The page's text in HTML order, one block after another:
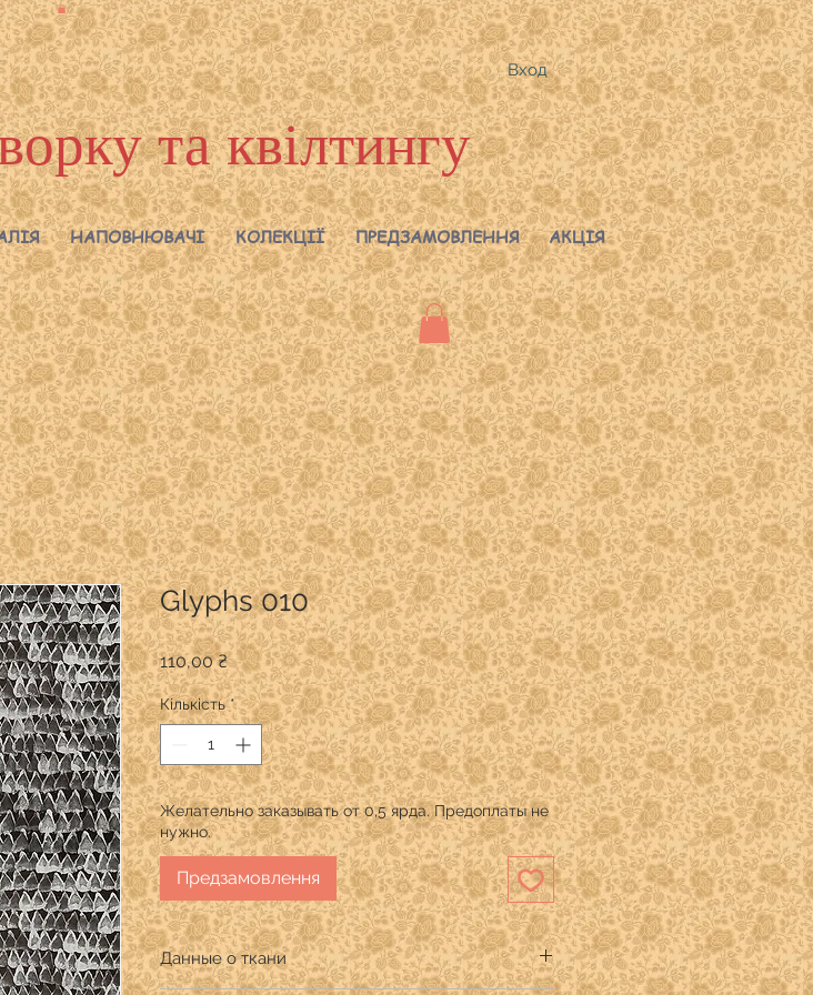
Вход
та квілтингу
НАПОВНЮВАЧІ КОЛЕКЦІЇ ПРЕДЗАМОВЛЕННЯ АКЦІЯ
Glyphs 010
110,00 ₴Ціна
Кількість *
Желательно заказывать от 0,5 ярда. Предоплаты не
нужно.
Предзамовлення
Данные о ткани